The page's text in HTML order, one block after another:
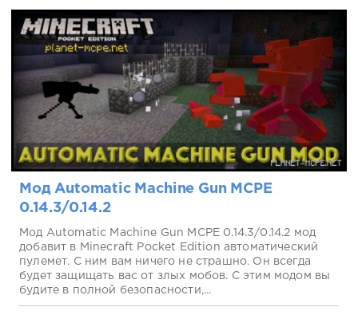
Мод Automatic Machine Gun MCPE
0.14.3/0.14.2
Мод Automatic Machine Gun MCPE 0.14.3/0.14.2 мод
добавит в Minecraft Pocket Edition автоматический
пулемет. С ним вам ничего не страшно. Он всегда
будет защищать вас от злых мобов. С этим модом вы
будите в полной безопасности,...